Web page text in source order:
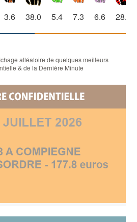
3.6 38.0 5.4 7.3 6.6 28.0
alléatoire de quelques meilleurs
& de la Dernière Minute